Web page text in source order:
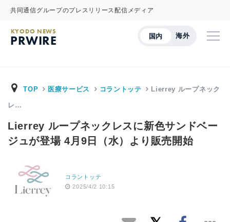
共同通信グループのプレスリリース配信メディア
国内 海外
KYODO NEWS
PRWIRE
TOP 医療サービス コラントッテ Lierrey ループネック
レ…
Lierrey ループネックレスに新色サンドベー
ジュが登場 4月9日（水）より販売開始
コラントッテ
2025/4/2 10:15